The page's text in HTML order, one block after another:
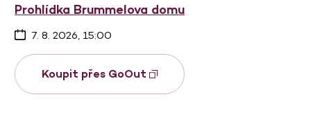
Prohlídka Brummelova domu
7. 8. 2026, 15:00
Koupit přes GoOut